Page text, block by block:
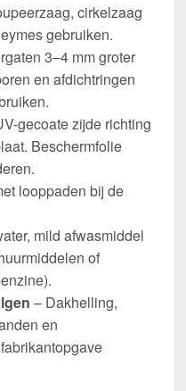
cirkelzaag
gebruiken.
3–4 mm groter
en afdichtringen
gecoate zijde richting
Beschermfolie
looppaden bij de
mild afwasmiddel
of
– Dakhelling,
en